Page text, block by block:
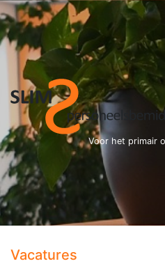
Voor het primair
Vacatures